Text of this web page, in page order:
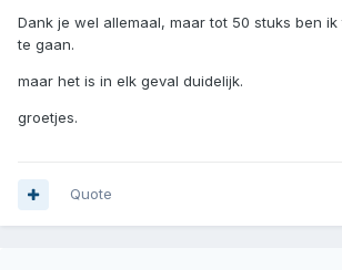
Dank je wel allemaal, maar tot 50 stuks ben
te gaan.
maar het is in elk geval duidelijk.
groetjes.
Quote